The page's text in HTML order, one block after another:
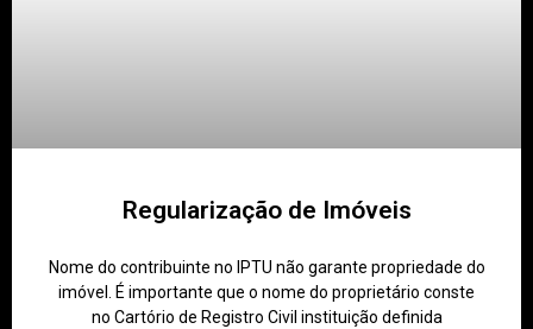
Regularização de Imóveis
Nome do contribuinte no IPTU não garante propriedade do
imóvel. É importante que o nome do proprietário conste
no Cartório de Registro Civil instituição definida